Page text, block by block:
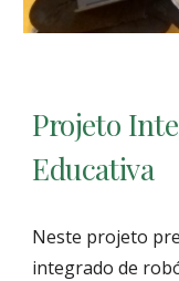
Projeto
Educativa
Neste projeto
integrado de